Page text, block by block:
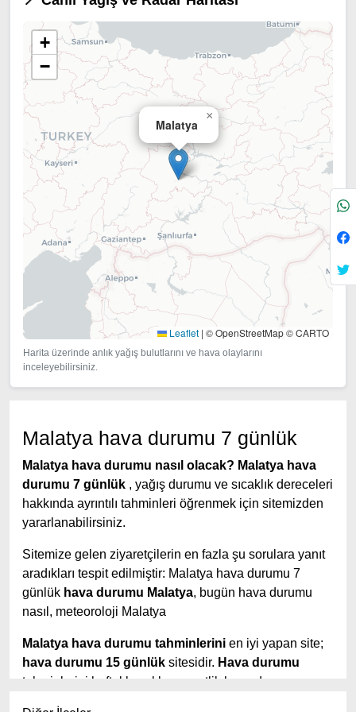
Malatya
×
+
−
Leaflet | © OpenStreetMap © CARTO
Harita üzerinde anlık yağış bulutlarını ve hava olaylarını
inceleyebilirsiniz.
Malatya hava durumu 7 günlük
Malatya hava durumu nasıl olacak? Malatya hava
durumu 7 günlük , yağış durumu ve sıcaklık dereceleri
hakkında ayrıntılı tahminleri öğrenmek için sitemizden
yararlanabilirsiniz.
Sitemize gelen ziyaretçilerin en fazla şu sorulara yanıt
aradıkları tespit edilmiştir: Malatya hava durumu 7
günlük hava durumu Malatya, bugün hava durumu
nasıl, meteoroloji Malatya
Malatya hava durumu tahminlerini en iyi yapan site;
hava durumu 15 günlük sitesidir. Hava durumu
tahminlerini haftalık, aylık ve saatlik hava durumu